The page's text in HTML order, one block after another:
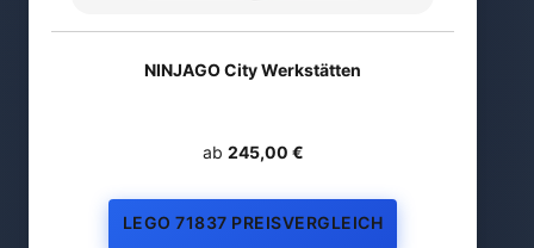
NINJAGO City Werkstätten
ab 245,00 €
LEGO 71837 PREISVERGLEICH